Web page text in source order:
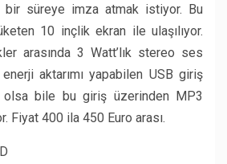
süreye imza atmak istiyor. Bu
10 inçlik ekran ile ulaşılıyor.
arasında 3 Watt’lık stereo ses
aktarımı yapabilen USB giriş
olsa bile bu giriş üzerinden MP3
Fiyat 400 ila 450 Euro arası.